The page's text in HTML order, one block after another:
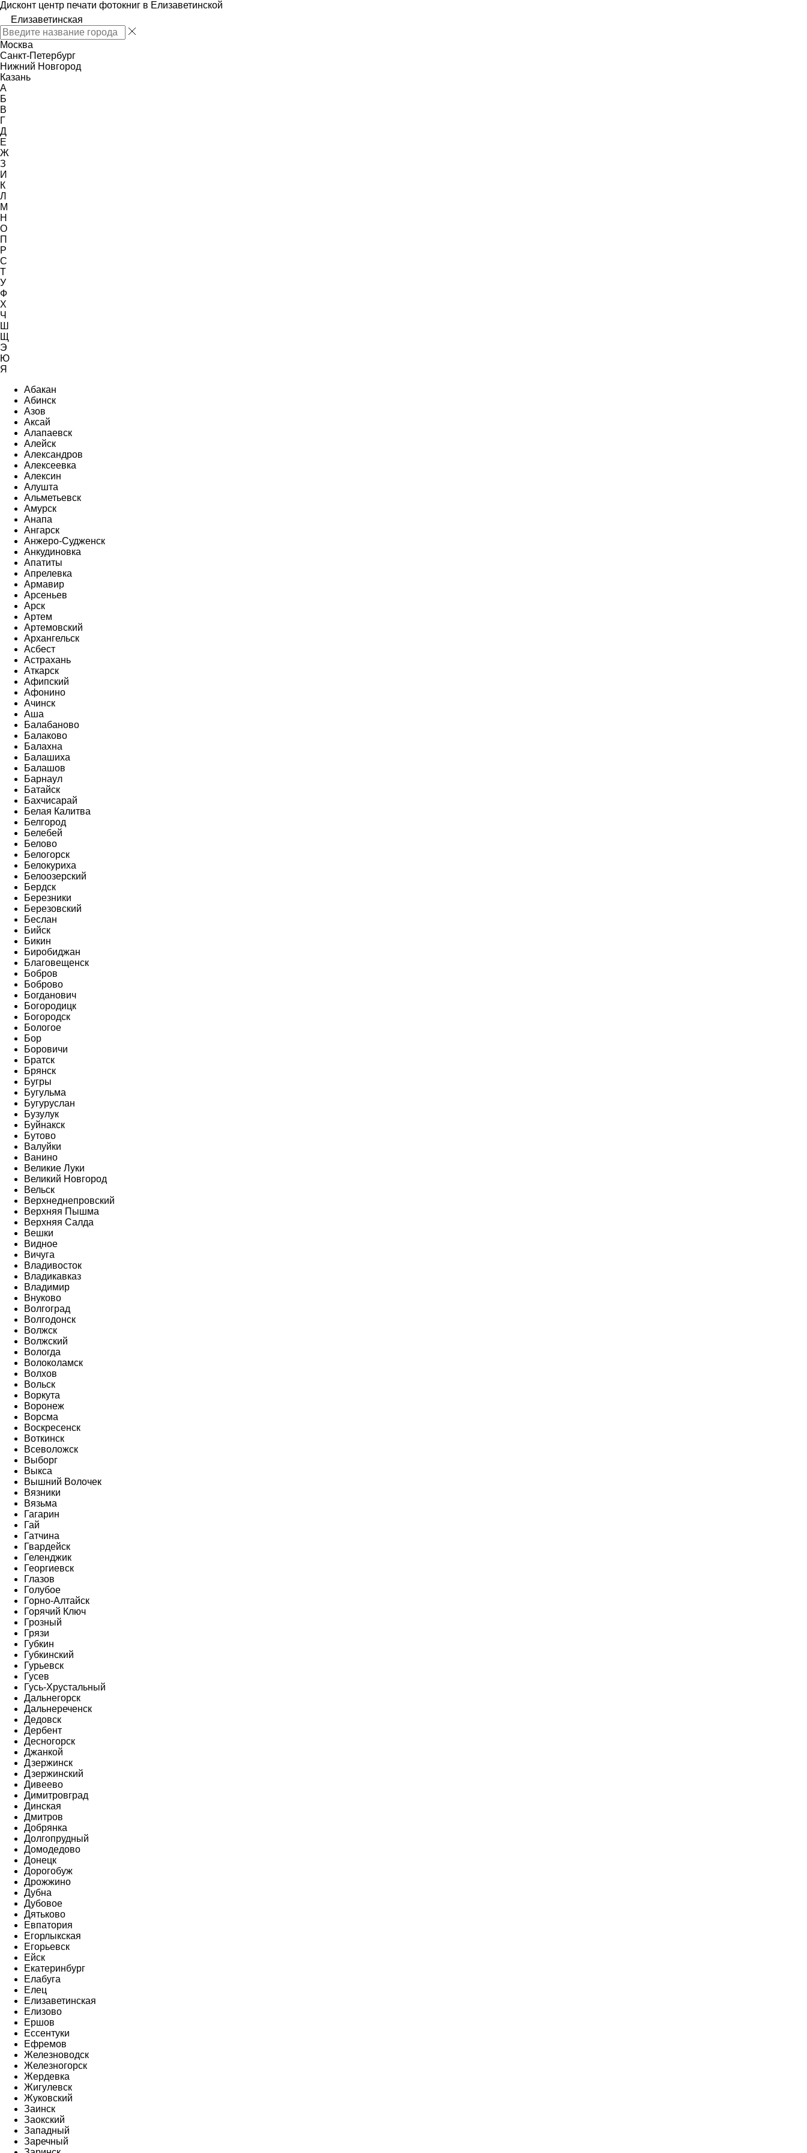
Дисконт центр печати фотокниг в Елизаветинской
Елизаветинская
Москва
Санкт-Петербург
Нижний Новгород
Казань
А
Б
В
Г
Д
Е
Ж
З
И
К
Л
М
Н
О
П
Р
С
Т
У
Ф
Х
Ч
Ш
Щ
Э
Ю
Я
Абакан
Абинск
Азов
Аксай
Алапаевск
Алейск
Александров
Алексеевка
Алексин
Алушта
Альметьевск
Амурск
Анапа
Ангарск
Анжеро-Судженск
Анкудиновка
Апатиты
Апрелевка
Армавир
Арсеньев
Арск
Артем
Артемовский
Архангельск
Асбест
Астрахань
Аткарск
Афипский
Афонино
Ачинск
Аша
Балабаново
Балаково
Балахна
Балашиха
Балашов
Барнаул
Батайск
Бахчисарай
Белая Калитва
Белгород
Белебей
Белово
Белогорск
Белокуриха
Белоозерский
Бердск
Березники
Березовский
Беслан
Бийск
Бикин
Биробиджан
Благовещенск
Бобров
Боброво
Богданович
Богородицк
Богородск
Бологое
Бор
Боровичи
Братск
Брянск
Бугры
Бугульма
Бугуруслан
Бузулук
Буйнакск
Бутово
Валуйки
Ванино
Великие Луки
Великий Новгород
Вельск
Верхнеднепровский
Верхняя Пышма
Верхняя Салда
Вешки
Видное
Вичуга
Владивосток
Владикавказ
Владимир
Внуково
Волгоград
Волгодонск
Волжск
Волжский
Вологда
Волоколамск
Волхов
Вольск
Воркута
Воронеж
Ворсма
Воскресенск
Воткинск
Всеволожск
Выборг
Выкса
Вышний Волочек
Вязники
Вязьма
Гагарин
Гай
Гатчина
Гвардейск
Геленджик
Георгиевск
Глазов
Голубое
Горно-Алтайск
Горячий Ключ
Грозный
Грязи
Губкин
Губкинский
Гурьевск
Гусев
Гусь-Хрустальный
Дальнегорск
Дальнереченск
Дедовск
Дербент
Десногорск
Джанкой
Дзержинск
Дзержинский
Дивеево
Димитровград
Динская
Дмитров
Добрянка
Долгопрудный
Домодедово
Донецк
Дорогобуж
Дрожжино
Дубна
Дубовое
Дятьково
Евпатория
Егорлыкская
Егорьевск
Ейск
Екатеринбург
Елабуга
Елец
Елизаветинская
Елизово
Ершов
Ессентуки
Ефремов
Железноводск
Железногорск
Жердевка
Жигулевск
Жуковский
Заинск
Заокский
Западный
Заречный